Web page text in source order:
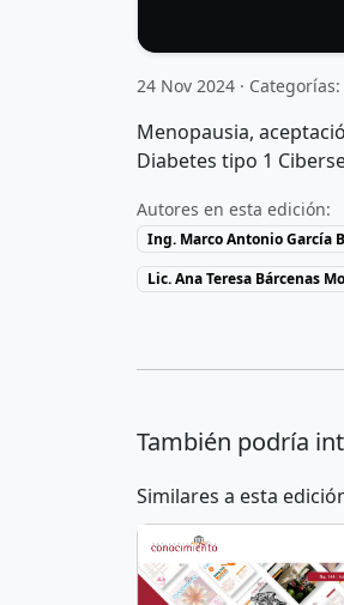
24 Nov 2024 · Categorías:
Menopausia,
Diabetes tipo 1
Autores en esta edición:
Ing. Marco Antonio García
Lic. Ana Teresa Bárcenas
También podría
Similares a esta